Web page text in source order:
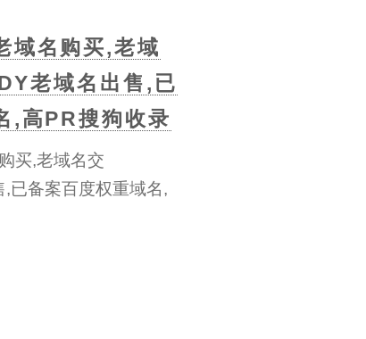
域名购买,老域
老域名出售,已
,高PR搜狗收录
买,老域名交
已备案百度权重域名,